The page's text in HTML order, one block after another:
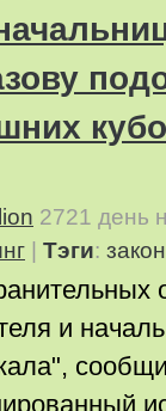
2721 день
Тэги:
и